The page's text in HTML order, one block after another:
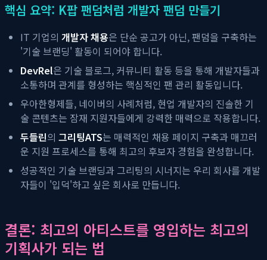
핵심 요약: K팝 팬덤처럼 개발자 팬덤 만들기
IT 기업의 개발자 채용은 단순 공고가 아닌, 팬덤을 구축하는
'기술 브랜딩' 활동이 되어야 합니다.
DevRel은 기술 블로그, 커뮤니티 활동 등을 통해 개발자들과
소통하며 관계를 형성하는 핵심적인 팬 관리 활동입니다.
우아한형제들, 네이버의 사례처럼, 현업 개발자의 진솔한 기
술 콘텐츠는 잠재 지원자들에게 강력한 매력으로 작용합니다.
두들린의 그리팅ATS는 매력적인 채용 페이지 구축과 매끄러
운 지원 프로세스를 통해 최고의 후보자 경험을 완성합니다.
성공적인 기술 브랜딩과 그리팅의 시너지는 우리 회사를 개발
자들이 '입덕'하고 싶은 회사로 만듭니다.
결론: 최고의 아티스트를 영입하는 최고의
기획사가 되는 법